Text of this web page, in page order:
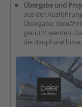
Übergabe und
aus der
Übergabe,
genutzt werden.
die Bauphase